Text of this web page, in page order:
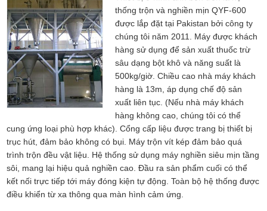
thống trộn và nghiền mịn QYF-600
được lắp đặt tại Pakistan bởi công ty
chúng tôi năm 2011. Máy được khách
hàng sử dụng để sản xuất thuốc trừ
sâu dạng bột khô và năng suất là
500kg/giờ. Chiều cao nhà máy khách
hàng là 13m, áp dụng chế độ sản
xuất liên tục. (Nếu nhà máy khách
hàng không cao, chúng tôi có thể
cung ứng loại phù hợp khác). Cổng cấp liệu được trang bị thiết bị
trục hút, đảm bảo không có bụi. Máy trộn vít kép đảm bảo quá
trình trộn đều vật liệu. Hệ thống sử dụng máy nghiền siêu mịn tầng
sôi, mang lại hiệu quả nghiền cao. Đầu ra sản phẩm cuối có thể
kết nối trực tiếp tới máy đóng kiện tự động. Toàn bộ hệ thống được
điều khiển từ xa thông qua màn hình cảm ứng.